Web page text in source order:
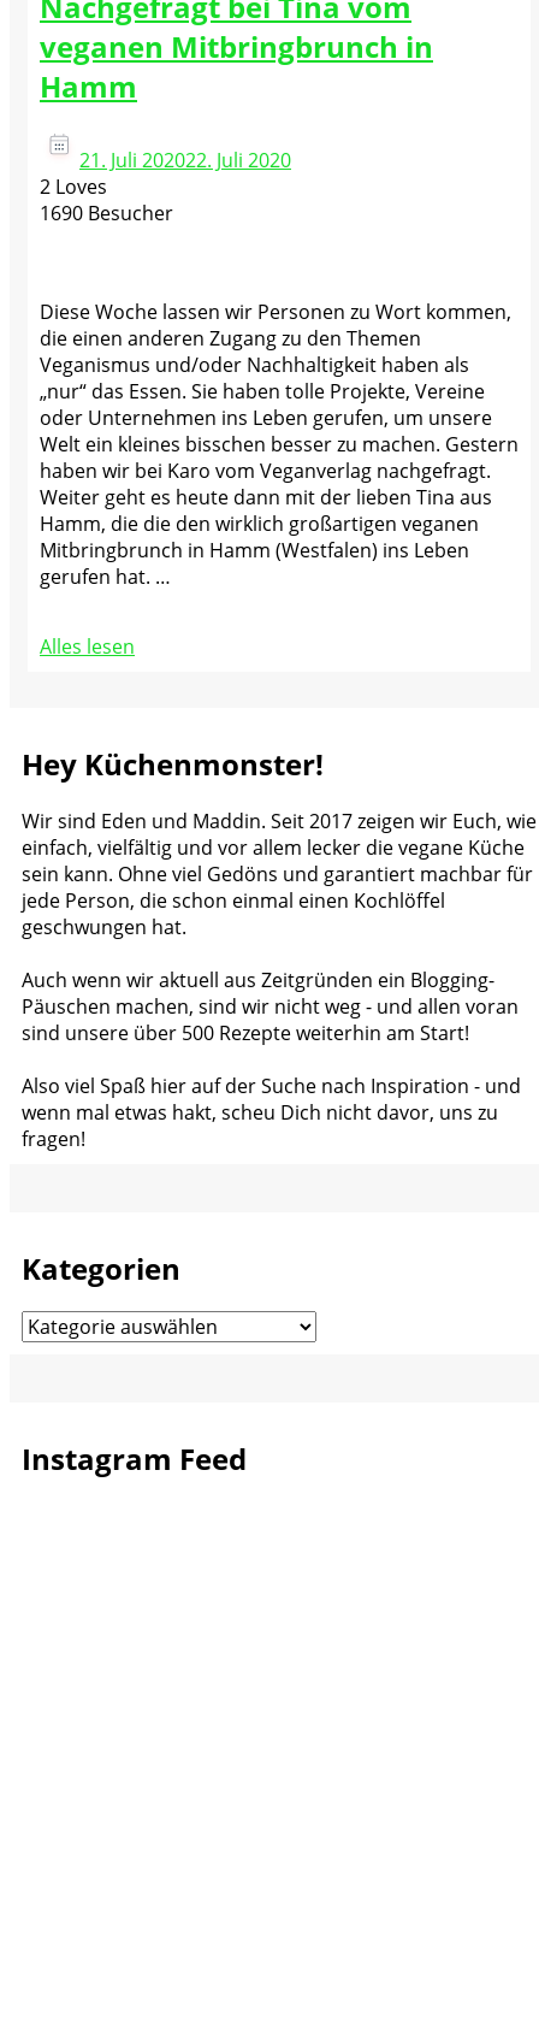
veganen Mitbringbrunch in
Hamm
21. Juli 202022. Juli 2020
2 Loves
1690 Besucher
Diese Woche lassen wir Personen zu Wort kommen,
die einen anderen Zugang zu den Themen
Veganismus und/oder Nachhaltigkeit haben als
„nur“ das Essen. Sie haben tolle Projekte, Vereine
oder Unternehmen ins Leben gerufen, um unsere
Welt ein kleines bisschen besser zu machen. Gestern
haben wir bei Karo vom Veganverlag nachgefragt.
Weiter geht es heute dann mit der lieben Tina aus
Hamm, die die den wirklich großartigen veganen
Mitbringbrunch in Hamm (Westfalen) ins Leben
gerufen hat. …
Alles lesen
Hey Küchenmonster!
Wir sind Eden und Maddin. Seit 2017 zeigen wir Euch, wie
einfach, vielfältig und vor allem lecker die vegane Küche
sein kann. Ohne viel Gedöns und garantiert machbar für
jede Person, die schon einmal einen Kochlöffel
geschwungen hat.
Auch wenn wir aktuell aus Zeitgründen ein Blogging-
Päuschen machen, sind wir nicht weg - und allen voran
sind unsere über 500 Rezepte weiterhin am Start!
Also viel Spaß hier auf der Suche nach Inspiration - und
wenn mal etwas hakt, scheu Dich nicht davor, uns zu
fragen!
Kategorien
Kategorien
Instagram Feed